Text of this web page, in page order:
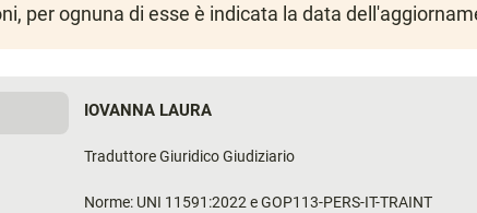
per ognuna di esse è indicata la data
IOVANNA LAURA
Traduttore Giuridico Giudiziario
Norme: UNI 11591:2022 e GOP113-PERS-IT-TRAINT